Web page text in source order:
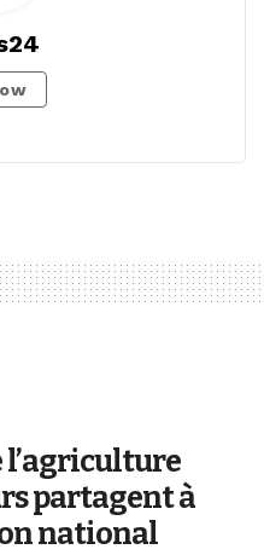
l’agriculture
partagent à
national